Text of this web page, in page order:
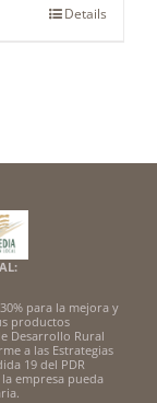
Details
para la mejora y
productos
Desarrollo Rural
a las Estrategias
19 del PDR
empresa pueda